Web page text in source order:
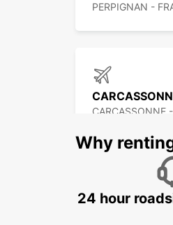
PERPIGNAN -
CARCASSONNE
GERONA
Why
24 hour